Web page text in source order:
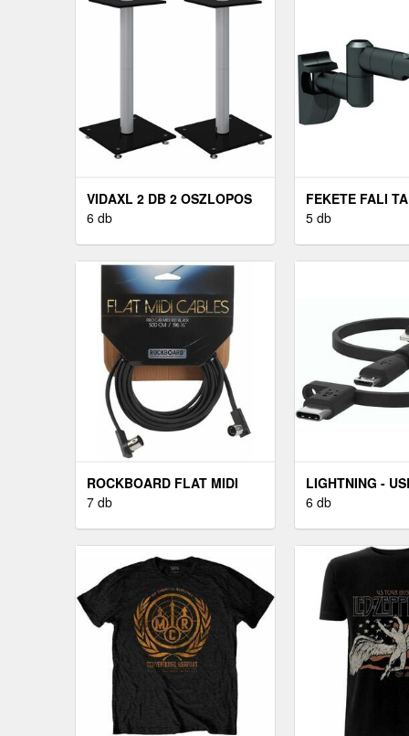
VIDAXL 2 DB 2 OSZLOPOS
FEKETE-EZÜST EDZETT
6 db
FEKETE FALI
"-42"
5 db
ROCKBOARD FLAT MIDI
CABLE - 5 M BLACK
7 db
LIGHTNING -
ADAPTER -
6 db